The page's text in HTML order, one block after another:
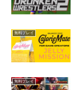
無料プレイ
無料プレイ